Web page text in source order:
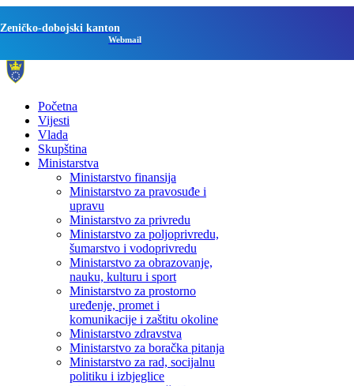
Zeničko-dobojski kanton
Webmail
Početna
Vijesti
Vlada
Skupština
Ministarstva
Ministarstvo finansija
Ministarstvo za pravosuđe i
upravu
Ministarstvo za privredu
Ministarstvo za poljoprivredu,
šumarstvo i vodoprivredu
Ministarstvo za obrazovanje,
nauku, kulturu i sport
Ministarstvo za prostorno
uređenje, promet i
komunikacije i zaštitu okoline
Ministarstvo zdravstva
Ministarstvo za boračka pitanja
Ministarstvo za rad, socijalnu
politiku i izbjeglice